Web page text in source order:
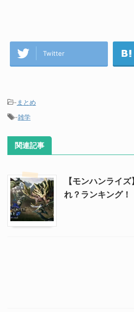
Twitter
- まとめ
-雑学
関連記事
【モンハンライ
れ？ランキング！